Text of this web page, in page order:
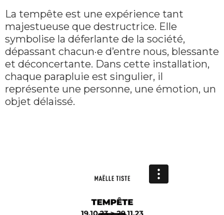
La tempête est une expérience tant
majestueuse que destructrice. Elle
symbolise la déferlante de la société,
dépassant chacun·e d’entre nous, blessante
et déconcertante. Dans cette installation,
chaque parapluie est singulier, il
représente une personne, une émotion, un
objet délaissé.